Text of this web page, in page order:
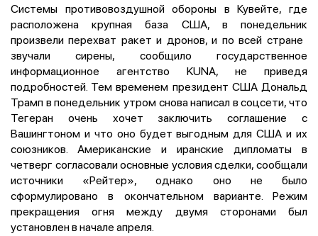
Системы противовоздушной обороны в Кувейте, где
‌расположена крупная база США, в понедельник
произвели перехват ракет и дронов, и по всей стране ​
звучали сирены, ​сообщило государственное
информационное ‌агентство KUNA, не приведя
подробностей. Тем временем президент США ​Дональд
Трамп в понедельник утром снова написал в соцсети, что
Тегеран очень хочет заключить соглашение с
Вашингтоном и что оно будет выгодным для США и их
союзников. Американские и иранские дипломаты в
четверг ​согласовали основные условия сделки, ⁠сообщали
источники «Рейтер», однако оно не было
сформулировано в окончательном ‌варианте. Режим
прекращения огня между двумя сторонами был
установлен ‌в начале апреля.